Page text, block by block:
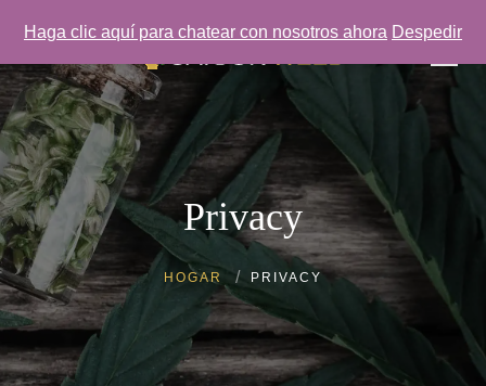
Privacy
HOGAR PRIVACY
Haga clic aquí para chatear con nosotros ahora Despedir